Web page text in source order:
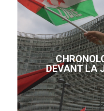
DEVANT LA